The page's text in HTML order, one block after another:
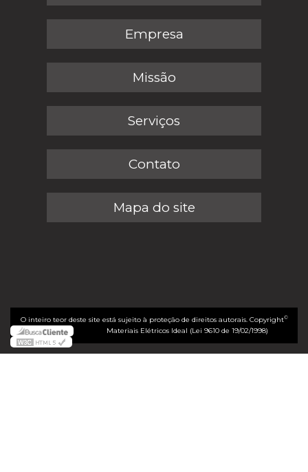
Empresa
Missão
Serviços
Contato
Mapa do site
O inteiro teor deste site está sujeito à proteção de direitos autorais. Copyright©
Materiais Elétricos Ideal (Lei 9610 de 19/02/1998)